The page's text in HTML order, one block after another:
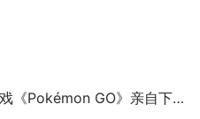
GO》亲自下场做交友